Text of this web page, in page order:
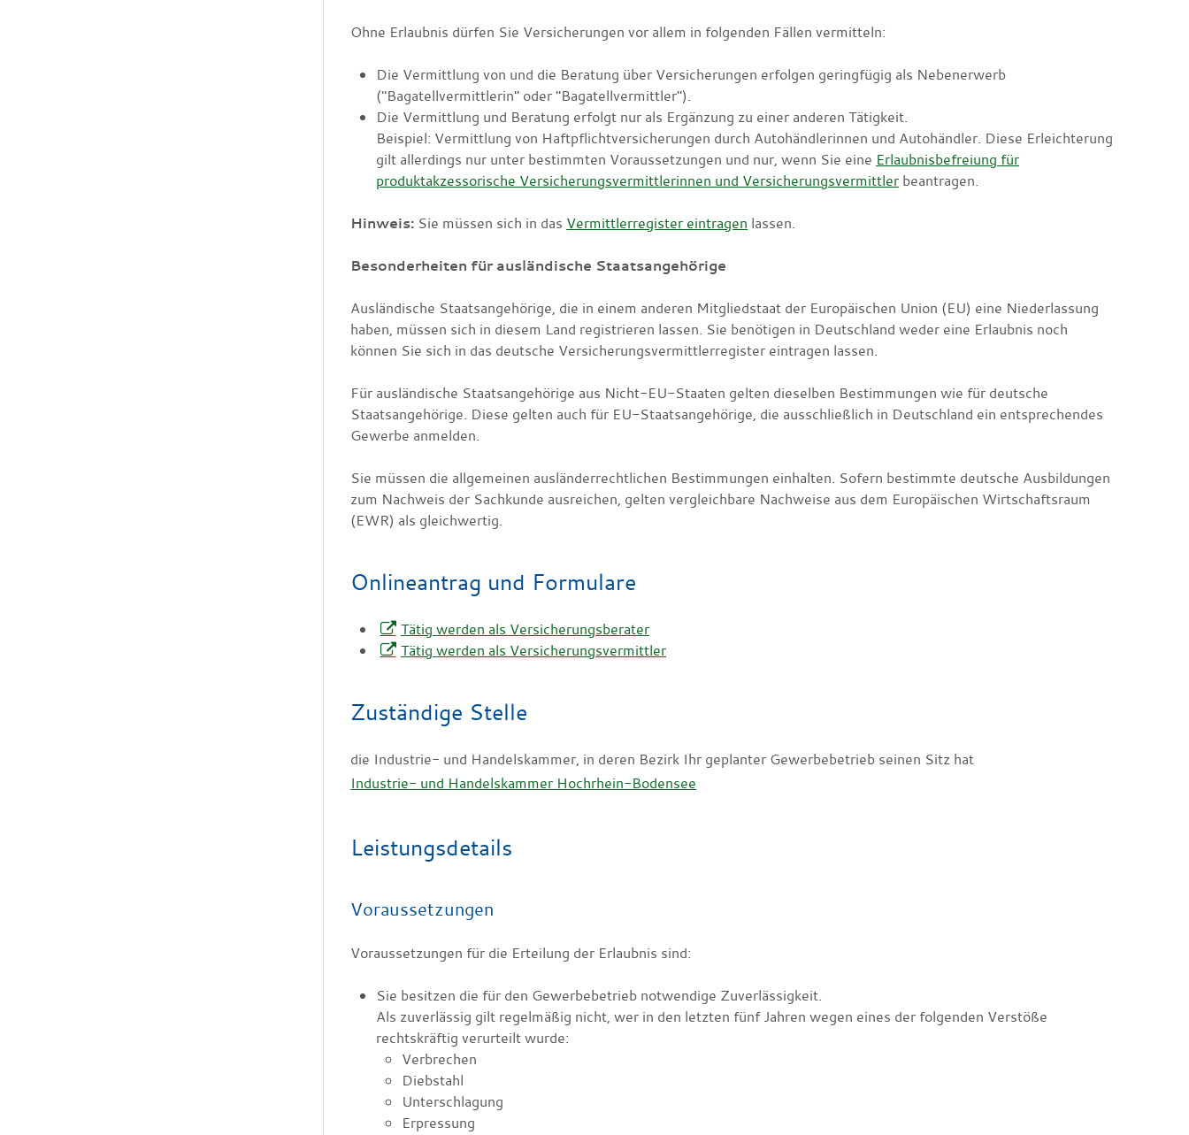
Ohne Erlaubnis dürfen Sie Versicherungen vor allem in folgenden Fällen vermitteln:
Die Vermittlung von und die Beratung über Versicherungen erfolgen geringfügig als Nebenerwerb
("Bagatellvermittlerin" oder "Bagatellvermittler").
Die Vermittlung und Beratung erfolgt nur als Ergänzung zu einer anderen Tätigkeit.
Beispiel: Vermittlung von Haftpflichtversicherungen durch Autohändlerinnen und Autohändler. Diese Erleichterung
gilt allerdings nur unter bestimmten Voraussetzungen und nur, wenn Sie eine Erlaubnisbefreiung für
produktakzessorische Versicherungsvermittlerinnen und Versicherungsvermittler beantragen.
Hinweis: Sie müssen sich in das Vermittlerregister eintragen lassen.
Besonderheiten für ausländische Staatsangehörige
Ausländische Staatsangehörige, die in einem anderen Mitgliedstaat der Europäischen Union (EU) eine Niederlassung
haben, müssen sich in diesem Land registrieren lassen. Sie benötigen in Deutschland weder eine Erlaubnis noch
können Sie sich in das deutsche Versicherungsvermittlerregister eintragen lassen.
Für ausländische Staatsangehörige aus Nicht-EU-Staaten gelten dieselben Bestimmungen wie für deutsche
Staatsangehörige. Diese gelten auch für EU-Staatsangehörige, die ausschließlich in Deutschland ein entsprechendes
Gewerbe anmelden.
Sie müssen die allgemeinen ausländerrechtlichen Bestimmungen einhalten. Sofern bestimmte deutsche Ausbildungen
zum Nachweis der Sachkunde ausreichen, gelten vergleichbare Nachweise aus dem Europäischen Wirtschaftsraum
(EWR) als gleichwertig.
Onlineantrag und Formulare
Tätig werden als Versicherungsberater
Tätig werden als Versicherungsvermittler
Zuständige Stelle
die Industrie- und Handelskammer, in deren Bezirk Ihr geplanter Gewerbebetrieb seinen Sitz hat
Industrie- und Handelskammer Hochrhein-Bodensee
Leistungsdetails
Voraussetzungen
Voraussetzungen für die Erteilung der Erlaubnis sind:
Sie besitzen die für den Gewerbebetrieb notwendige Zuverlässigkeit.
Als zuverlässig gilt regelmäßig nicht, wer in den letzten fünf Jahren wegen eines der folgenden Verstöße
rechtskräftig verurteilt wurde:
Verbrechen
Diebstahl
Unterschlagung
Erpressung